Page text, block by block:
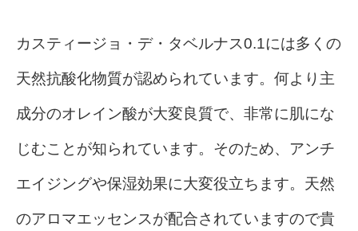
カスティージョ・デ・タベルナス0.1には多くの
天然抗酸化物質が認められています。何より主
成分のオレイン酸が大変良質で、非常に肌にな
じむことが知られています。そのため、アンチ
エイジングや保湿効果に大変役立ちます。 天然
のアロマエッセンスが配合されていますので貴